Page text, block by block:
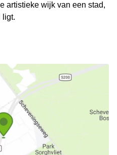
artistieke wijk van een stad,
ligt.